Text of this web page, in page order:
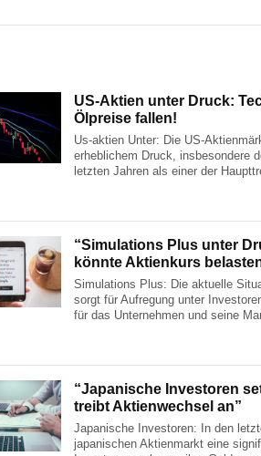
US-Aktien unter Druck:
Ölpreise fallen!
Us-aktien Unter: Die US-
erheblichem Druck, insbesondere
letzten Jahren als einer der
“Simulations Plus unter
könnte Aktienkurs
Simulations Plus: Die aktuelle
sorgt für Aufregung unter
für das Unternehmen und seine
“Japanische Investoren
treibt Aktienwechsel an”
Japanische Investoren: In den
japanischen Aktienmarkt eine